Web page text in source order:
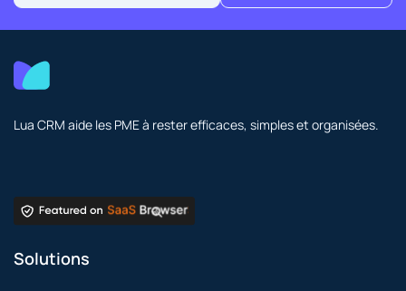
Lua CRM aide les PME à rester efficaces, simples et organisées.
Solutions